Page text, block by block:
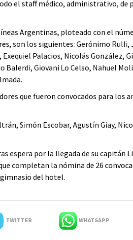
el staff médico, administrativo, de
Argentinas, ploteado con el
son los siguientes: Gerónimo Rulli,
Palacios, Nicolás González,
Balerdi, Giovani Lo Celso, Nahuel
que fueron convocados para los
Simón Escobar, Agustín Giay,
espera por la llegada de su capitán
completan la nómina de 26
del hotel.
TWITTER WHATSAPP